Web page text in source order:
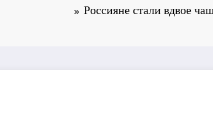
Россияне стали вдвое